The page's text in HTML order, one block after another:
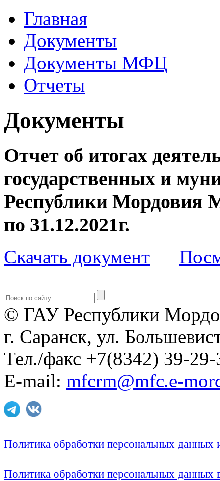
Главная
Документы
Документы МФЦ
Отчеты
Документы
Отчет об итогах
государственных и
Республики Мордовия
по 31.12.2021г.
Скачать документ
© ГАУ Республики
г. Саранск, ул.
Тел./факс +7(8342) 39-29-
E-mail: mfcrm@mfc.e-
Политика обработки персональных
Политика обработки персональных